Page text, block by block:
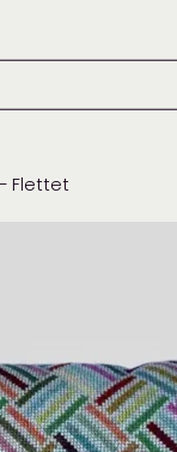
Flettet